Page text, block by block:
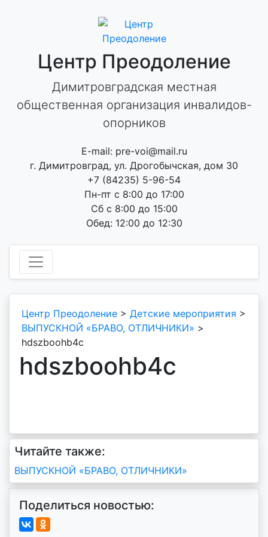
Центр Преодоление
Димитровградская местная
общественная организация инвалидов-
опорников
E-mail: pre-voi@mail.ru
г. Димитровград, ул. Дрогобычская, дом 30
+7 (84235) 5-96-54
Пн-пт с 8:00 до 17:00
Сб с 8:00 до 15:00
Обед: 12:00 до 12:30
Центр Преодоление > Детские мероприятия >
ВЫПУСКНОЙ «БРАВО, ОТЛИЧНИКИ» >
hdszboohb4c
hdszboohb4c
Читайте также:
Навигация
по
записям
ВЫПУСКНОЙ «БРАВО, ОТЛИЧНИКИ»
Поделиться новостью: